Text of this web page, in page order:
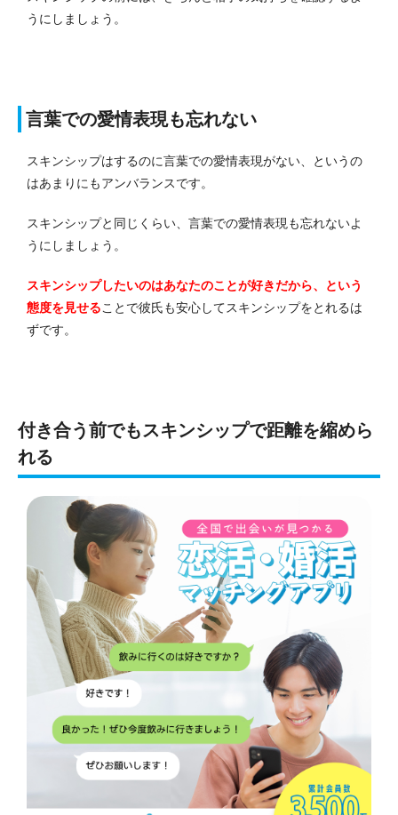
うにしましょう。
言葉での愛情表現も忘れない
スキンシップはするのに言葉での愛情表現がない、というの
はあまりにもアンバランスです。
スキンシップと同じくらい、言葉での愛情表現も忘れないよ
うにしましょう。
スキンシップしたいのはあなたのことが好きだから、という
態度を見せることで彼氏も安心してスキンシップをとれるは
ずです。
付き合う前でもスキンシップで距離を縮めら
れる